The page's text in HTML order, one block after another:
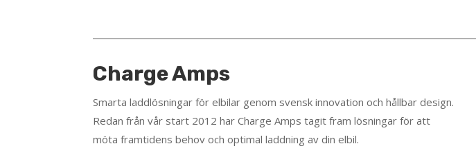
Charge Amps
Smarta laddlösningar för elbilar genom svensk innovation och hållbar design.
Redan från vår start 2012 har Charge Amps tagit fram lösningar för att
möta framtidens behov och optimal laddning av din elbil.